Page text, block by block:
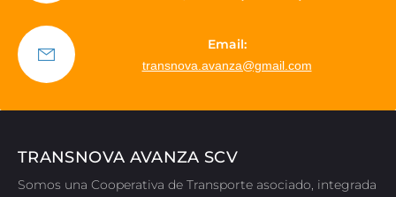
Email:
transnova.avanza@gmail.com
TRANSNOVA AVANZA SCV
Somos una Cooperativa de Transporte asociado, integrada